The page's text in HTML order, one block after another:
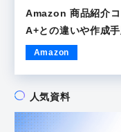
Amazon 商品紹介
A+との違いや作成
Amazon
人気資料